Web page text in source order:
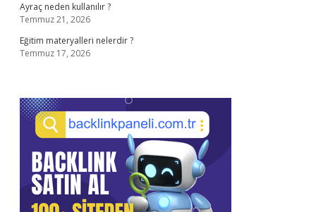
Ayraç neden kullanılır ?
Temmuz 21, 2026
Eğitim materyalleri nelerdir ?
Temmuz 17, 2026